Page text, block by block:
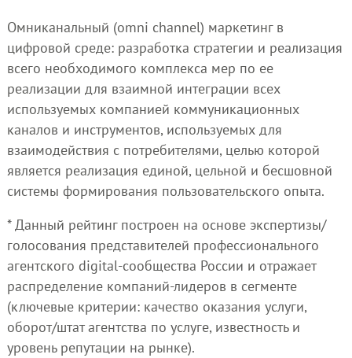
Омниканальный (omni channel) маркетинг в
цифровой среде: разработка стратегии и реализация
всего необходимого комплекса мер по ее
реализации для взаимной интеграции всех
используемых компанией коммуникационных
каналов и инструментов, используемых для
взаимодействия с потребителями, целью которой
является реализация единой, цельной и бесшовной
системы формирования пользовательского опыта.
* Данный рейтинг построен на основе экспертизы/
голосования представителей профессионального
агентского digital-сообщества России и отражает
распределение компаний-лидеров в сегменте
(ключевые критерии: качество оказания услуги,
оборот/штат агентства по услуге, известность и
уровень репутации на рынке).